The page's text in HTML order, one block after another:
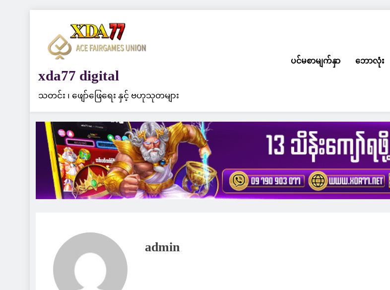
xda77 digital
သတင်း ၊ ဖျော်ဖြေရေး နှင့် ဗဟုသုတများ
ပင်မစာမျက်နှာ ဘောလုံး
admin